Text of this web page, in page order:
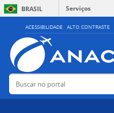
ACESSIBILIDADE ALTO CONTRASTE
BRASIL
Serviços
Buscar no portal